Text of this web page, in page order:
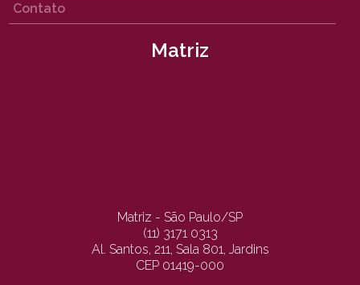
Contato
Matriz
Matriz - São Paulo/SP
(11) 3171 0313
Al. Santos, 211, Sala 801, Jardins
CEP 01419-000